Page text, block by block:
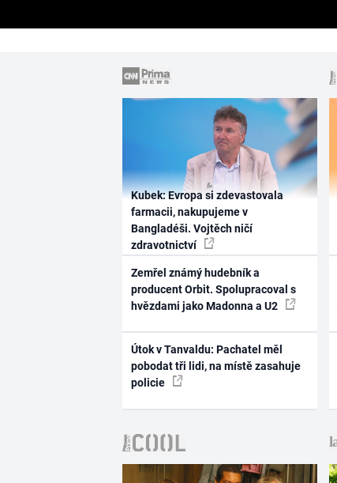
Kubek: Evropa si zdevastovala
farmacii, nakupujeme v
Bangladéši. Vojtěch ničí
zdravotnictví
Zemřel známý hudebník a
producent Orbit. Spolupracoval s
hvězdami jako Madonna a U2
Útok v Tanvaldu: Pachatel měl
pobodat tři lidi, na místě zasahuje
policie